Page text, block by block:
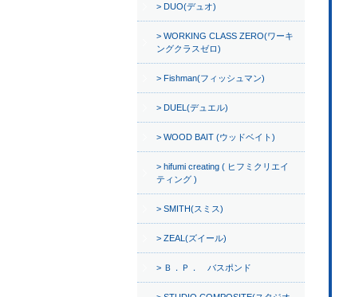
DUO(デュオ)
WORKING CLASS ZERO(ワーキ
ングクラスゼロ)
Fishman(フィッシュマン)
DUEL(デュエル)
WOOD BAIT (ウッドベイト)
hifumi creating ( ヒフミクリエイ
ティング )
SMITH(スミス)
ZEAL(ズイール)
Ｂ．Ｐ． バスポンド